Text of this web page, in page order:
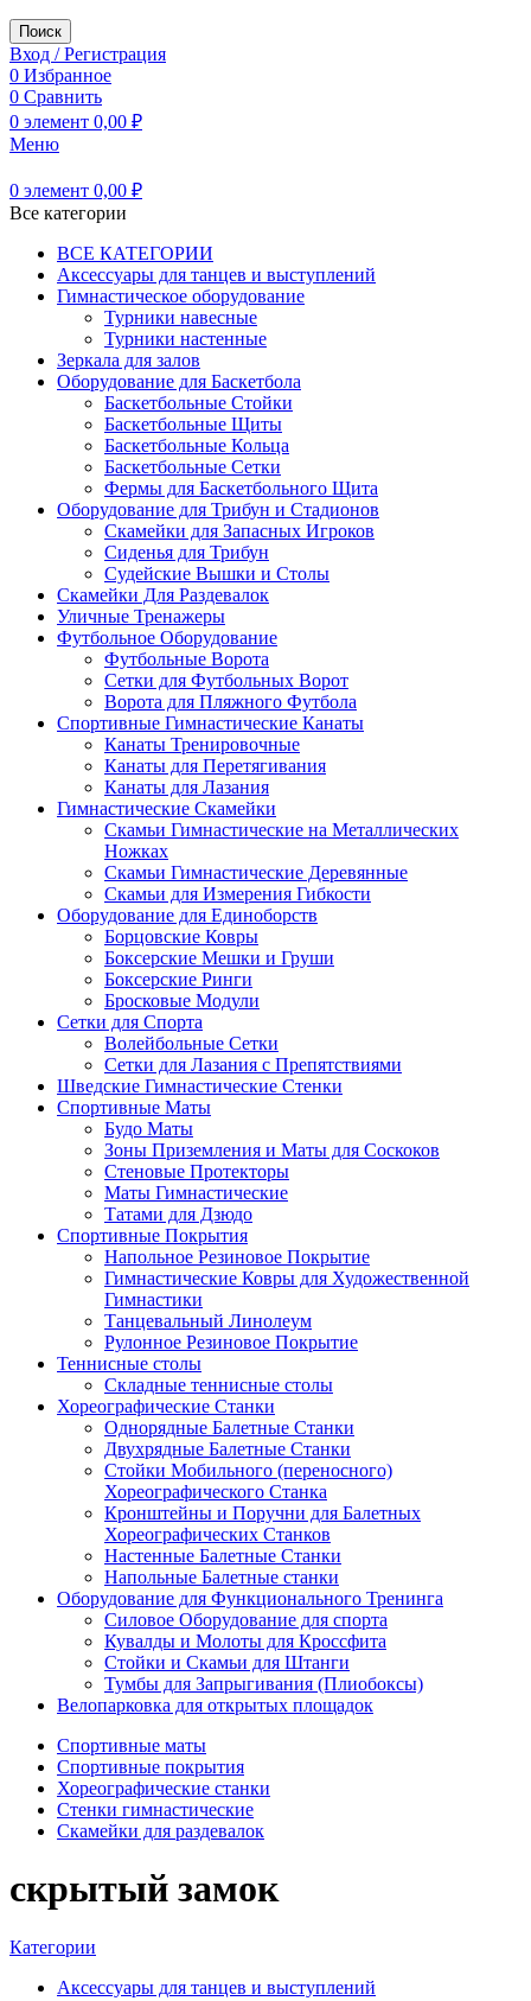
Поиск
Вход / Регистрация
0 Избранное
0 Сравнить
0 элемент 0,00 ₽
Меню
0 элемент 0,00 ₽
Все категории
ВСЕ КАТЕГОРИИ
Аксессуары для танцев и выступлений
Гимнастическое оборудование
Турники навесные
Турники настенные
Зеркала для залов
Оборудование для Баскетбола
Баскетбольные Стойки
Баскетбольные Щиты
Баскетбольные Кольца
Баскетбольные Сетки
Фермы для Баскетбольного Щита
Оборудование для Трибун и Стадионов
Скамейки для Запасных Игроков
Сиденья для Трибун
Судейские Вышки и Столы
Скамейки Для Раздевалок
Уличные Тренажеры
Футбольное Оборудование
Футбольные Ворота
Сетки для Футбольных Ворот
Ворота для Пляжного Футбола
Спортивные Гимнастические Канаты
Канаты Тренировочные
Канаты для Перетягивания
Канаты для Лазания
Гимнастические Скамейки
Скамьи Гимнастические на Металлических
Ножках
Скамьи Гимнастические Деревянные
Скамьи для Измерения Гибкости
Оборудование для Единоборств
Борцовские Ковры
Боксерские Мешки и Груши
Боксерские Ринги
Бросковые Модули
Сетки для Спорта
Волейбольные Сетки
Сетки для Лазания с Препятствиями
Шведские Гимнастические Стенки
Спортивные Маты
Будо Маты
Зоны Приземления и Маты для Соскоков
Стеновые Протекторы
Маты Гимнастические
Татами для Дзюдо
Спортивные Покрытия
Напольное Резиновое Покрытие
Гимнастические Ковры для Художественной
Гимнастики
Танцевальный Линолеум
Рулонное Резиновое Покрытие
Теннисные столы
Складные теннисные столы
Хореографические Станки
Однорядные Балетные Станки
Двухрядные Балетные Станки
Стойки Мобильного (переносного)
Хореографического Станка
Кронштейны и Поручни для Балетных
Хореографических Станков
Настенные Балетные Станки
Напольные Балетные станки
Оборудование для Функционального Тренинга
Силовое Оборудование для спорта
Кувалды и Молоты для Кроссфита
Стойки и Скамьи для Штанги
Тумбы для Запрыгивания (Плиобоксы)
Велопарковка для открытых площадок
Спортивные маты
Спортивные покрытия
Хореографические станки
Стенки гимнастические
Скамейки для раздевалок
скрытый замок
Категории
Аксессуары для танцев и выступлений